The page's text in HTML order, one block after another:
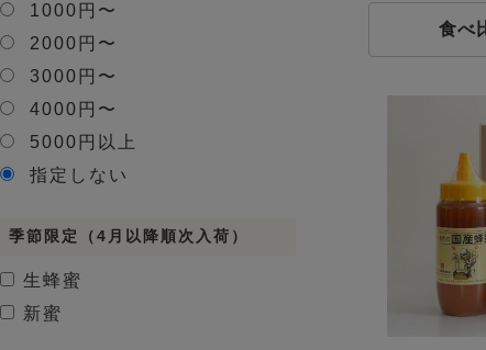
食べ
1000円〜
2000円〜
3000円〜
4000円〜
5000円以上
指定しない
季節限定（4月以降順次入荷）
生蜂蜜
新蜜